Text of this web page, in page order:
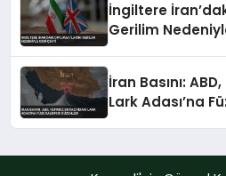
İngiltere
Gerilim
İran Basını:
Lark Adası’na